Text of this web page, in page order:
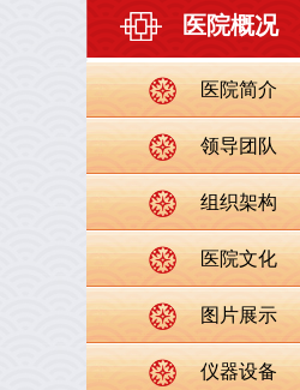
医院概况
医院简介
领导团队
组织架构
医院文化
图片展示
仪器设备